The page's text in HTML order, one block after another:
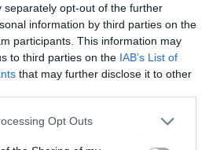
separately opt-out of the further
information by third parties on the
participants. This information may
to third parties on the IAB’s List of
that may further disclose it to other
Opt Outs
βρισκόταν αντιμέτωπη
ήταν μόνο οικονομική,
Οι αγορές αμφισβητούσαν
νομίσματος. Οι πολίτες
στο